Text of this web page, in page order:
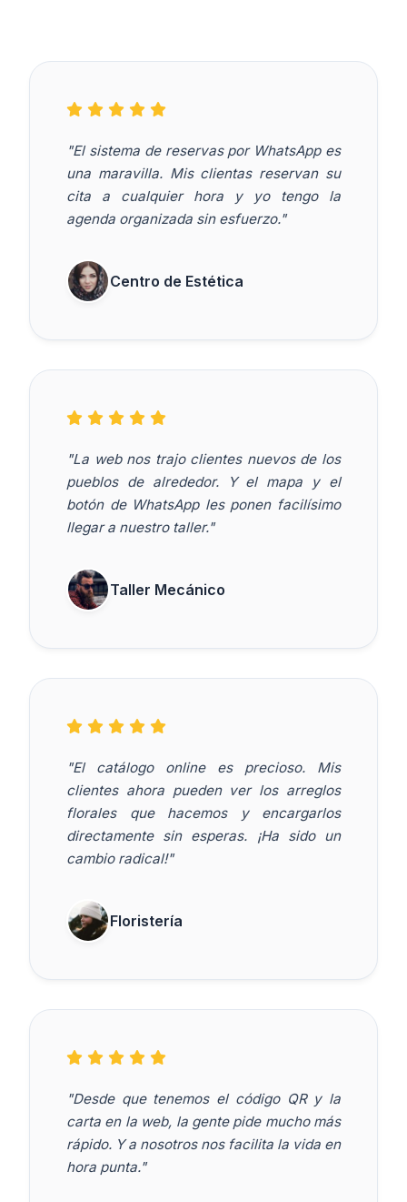
"El sistema de reservas por WhatsApp es
una maravilla. Mis clientas reservan su
cita a cualquier hora y yo tengo la
agenda organizada sin esfuerzo."
Centro de Estética
"La web nos trajo clientes nuevos de los
pueblos de alrededor. Y el mapa y el
botón de WhatsApp les ponen facilísimo
llegar a nuestro taller."
Taller Mecánico
"El catálogo online es precioso. Mis
clientes ahora pueden ver los arreglos
florales que hacemos y encargarlos
directamente sin esperas. ¡Ha sido un
cambio radical!"
Floristería
"Desde que tenemos el código QR y la
carta en la web, la gente pide mucho más
rápido. Y a nosotros nos facilita la vida en
hora punta."